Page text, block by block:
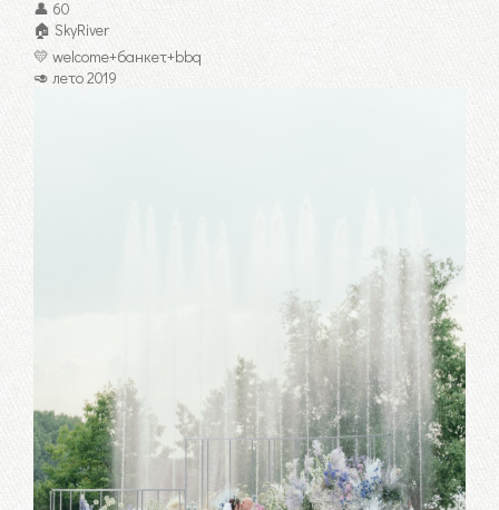
👤 60
🏠 SkyRiver
💛 welcome+банкет+bbq
🥑 лето 2019